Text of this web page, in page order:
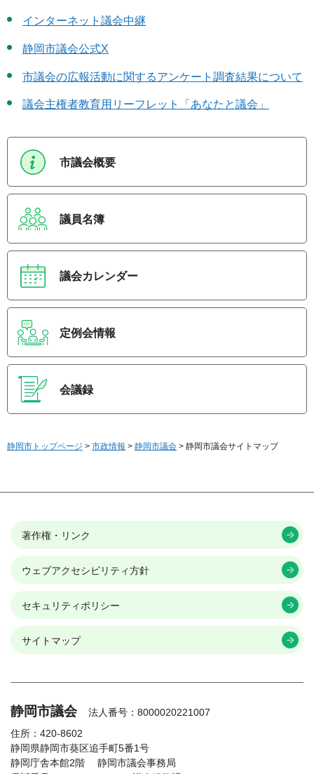
インターネット議会中継
静岡市議会公式X
市議会の広報活動に関するアンケート調査結果について
議会主権者教育用リーフレット「あなたと議会」
市議会概要
議員名簿
議会カレンダー
定例会情報
会議録
静岡市トップページ > 市政情報 > 静岡市議会 > 静岡市議会サイトマップ
著作権・リンク
ウェブアクセシビリティ方針
セキュリティポリシー
サイトマップ
静岡市議会
法人番号：8000020221007
住所：420-8602
静岡県静岡市葵区追手町5番1号
静岡庁舎本館2階
静岡市議会事務局